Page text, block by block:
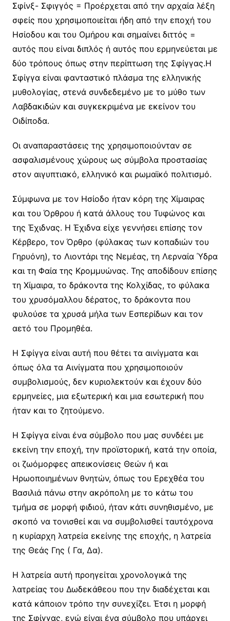
Σφίνξ- Σφιγγός = Προέρχεται από την αρχαία λέξη
σφείς που χρησιμοποιείται ήδη από την εποχή του
Ησίοδου και του Ομήρου και σημαίνει διττός =
αυτός που είναι διπλός ή αυτός που ερμηνεύεται με
δύο τρόπους όπως στην περίπτωση της Σφίγγας.Η
Σφίγγα είναι φανταστικό πλάσμα της ελληνικής
μυθολογίας, στενά συνδεδεμένο με το μύθο των
Λαβδακιδών και συγκεκριμένα με εκείνον του
Οιδίποδα.
Οι αναπαραστάσεις της χρησιμοποιούνταν σε
ασφαλισμένους χώρους ως σύμβολα προστασίας
στον αιγυπτιακό, ελληνικό και ρωμαϊκό πολιτισμό.
Σύμφωνα με τον Ησίοδο ήταν κόρη της Χίμαιρας
και του Όρθρου ή κατά άλλους του Τυφώνος και
της Έχιδνας. Η Έχιδνα είχε γεννήσει επίσης τον
Κέρβερο, τον Όρθρο (φύλακας των κοπαδιών του
Γηρυόνη), το Λιοντάρι της Νεμέας, τη Λερναία Ύδρα
και τη Φαία της Κρομμυώνας. Της αποδίδουν επίσης
τη Χίμαιρα, το δράκοντα της Κολχίδας, το φύλακα
του χρυσόμαλλου δέρατος, το δράκοντα που
φυλούσε τα χρυσά μήλα των Εσπερίδων και τον
αετό του Προμηθέα.
Η Σφίγγα είναι αυτή που θέτει τα αινίγματα και
όπως όλα τα Αινίγματα που χρησιμοποιούν
συμβολισμούς, δεν κυριολεκτούν και έχουν δύο
ερμηνείες, μια εξωτερική και μια εσωτερική που
ήταν και το ζητούμενο.
Η Σφίγγα είναι ένα σύμβολο που μας συνδέει με
εκείνη την εποχή, την προϊστορική, κατά την οποία,
οι ζωόμορφες απεικονίσεις Θεών ή και
Ηρωοποιημένων θνητών, όπως του Ερεχθέα του
Βασιλιά πάνω στην ακρόπολη με το κάτω του
τμήμα σε μορφή φιδιού, ήταν κάτι συνηθισμένο, με
σκοπό να τονισθεί και να συμβολισθεί ταυτόχρονα
η κυρίαρχη λατρεία εκείνης της εποχής, η λατρεία
της Θεάς Γης ( Γα, Δα).
Η λατρεία αυτή προηγείται χρονολογικά της
λατρείας του Δωδεκάθεου που την διαδέχεται και
κατά κάποιον τρόπο την συνεχίζει. Έτσι η μορφή
της Σφίγγας, ενώ είναι ένα σύμβολο που υπάρχει